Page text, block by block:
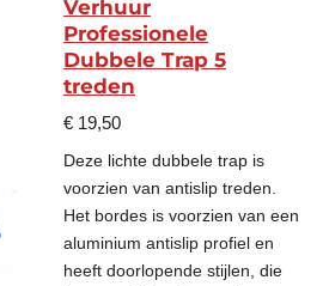
Verhuur
Professionele
Dubbele Trap 5
treden
€ 19,50
Deze lichte dubbele trap is
voorzien van antislip treden.
Het bordes is voorzien van een
aluminium antislip profiel en
heeft doorlopende stijlen, die